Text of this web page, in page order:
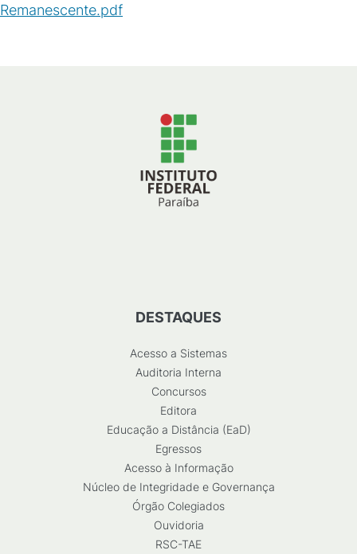
Remanescente.pdf
DESTAQUES
Acesso a Sistemas
Auditoria Interna
Concursos
Editora
Educação a Distância (EaD)
Egressos
Acesso à Informação
Núcleo de Integridade e Governança
Órgão Colegiados
Ouvidoria
RSC-TAE